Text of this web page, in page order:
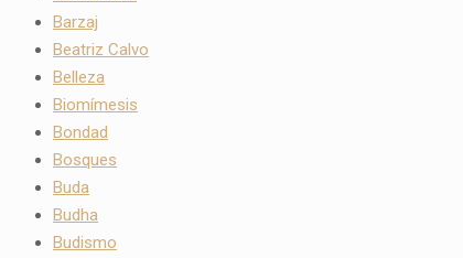
Barzaj
Beatriz Calvo
Belleza
Biomímesis
Bondad
Bosques
Buda
Budha
Budismo